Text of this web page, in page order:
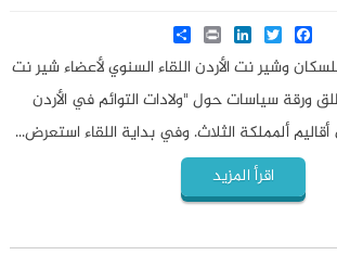
Facebook
Twitter
LinkedIn
Print
وشير نت الأردن اللقاء السنوي لأعضاء شير نت
ورقة سياسات حول "ولادات التوائم في الأردن
ألمملكة الثلاث. وفي بداية اللقاء استعرض...
اقرأ المزيد